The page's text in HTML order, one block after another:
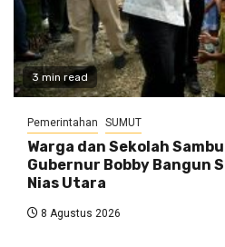
3 min read
Pemerintahan SUMUT
Warga dan Sekolah
Gubernur Bobby Bangun
Nias Utara
8 Agustus 2026